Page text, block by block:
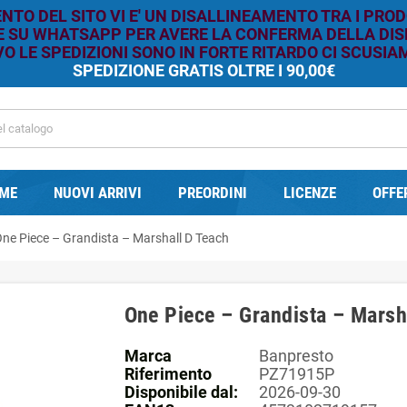
DEL SITO VI E' UN DISALLINEAMENTO TRA I
SU WHATSAPP PER AVERE LA CONFERMA DELLA
LE SPEDIZIONI SONO IN FORTE RITARDO CI
SPEDIZIONE GRATIS OLTRE I 90,00€
NUOVI ARRIVI PREORDINI LICENZE
Piece – Grandista – Marshall D Teach
One Piece – Grandista –
Marca
Banpresto
Riferimento
PZ71915P
Disponibile dal:
2026-09-30